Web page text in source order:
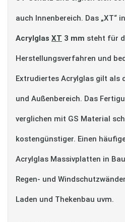
auch Innenbereich. Das „XT“
Acrylglas XT 3 mm steht für
Herstellungsverfahren und
Extrudiertes Acrylglas gilt als
und Außenbereich. Das
verglichen mit GS Material
kostengünstiger. Einen
Acrylglas Massivplatten in
Regen- und
Laden und Thekenbau uvm.